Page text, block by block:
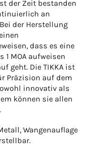
der Zeit bestanden
an
der Herstellung
dass es eine
1 MOA aufweisen
geht. Die TIKKA ist
Präzision auf dem
innovativ als
können sie allen
Wangenauflage